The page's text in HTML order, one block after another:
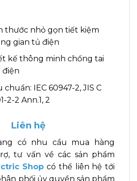
thước nhỏ gọn tiết kiệm
gian tủ điện
kế thông minh chống tai
điện
chuẩn: IEC 60947-2, JIS C
2-2 Ann.1, 2
Liên hệ
có nhu cầu mua hàng
tư vấn về các sản phẩm
Shop có thể liên hệ tới
phối ủy quyền sản phẩm